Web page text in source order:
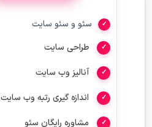
سئو و سئو سایت
طراحی سایت
آنالیز وب سایت
اندازه گیری رتبه وب سایت
مشاوره رایگان سئو